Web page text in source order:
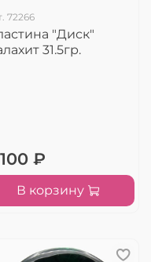
72266
"Диск"
31.5гр.
₽
В корзину